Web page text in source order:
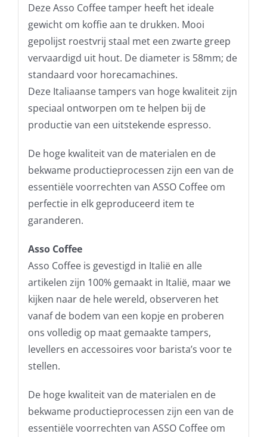
Deze Asso Coffee tamper heeft het ideale
gewicht om koffie aan te drukken. Mooi
gepolijst roestvrij staal met een zwarte greep
vervaardigd uit hout. De diameter is 58mm; de
standaard voor horecamachines.
Deze Italiaanse tampers van hoge kwaliteit zijn
speciaal ontworpen om te helpen bij de
productie van een uitstekende espresso.
De hoge kwaliteit van de materialen en de
bekwame productieprocessen zijn een van de
essentiële voorrechten van ASSO Coffee om
perfectie in elk geproduceerd item te
garanderen.
Asso Coffee
Asso Coffee is gevestigd in Italië en alle
artikelen zijn 100% gemaakt in Italië, maar we
kijken naar de hele wereld, observeren het
vanaf de bodem van een kopje en proberen
ons volledig op maat gemaakte tampers,
levellers en accessoires voor barista’s voor te
stellen.
De hoge kwaliteit van de materialen en de
bekwame productieprocessen zijn een van de
essentiële voorrechten van ASSO Coffee om